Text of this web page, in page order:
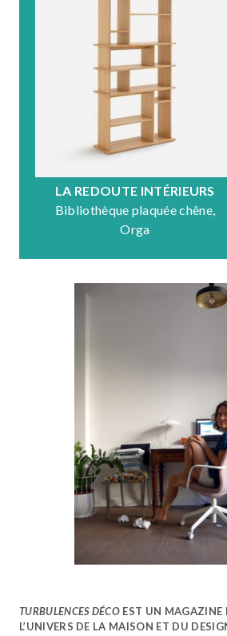
LA REDOUTE INTÉRIEURS
Bibliothèque plaquée chêne,
Orga
TURBULENCES DÉCO EST UN MAGAZINE
L’UNIVERS DE LA MAISON ET DU